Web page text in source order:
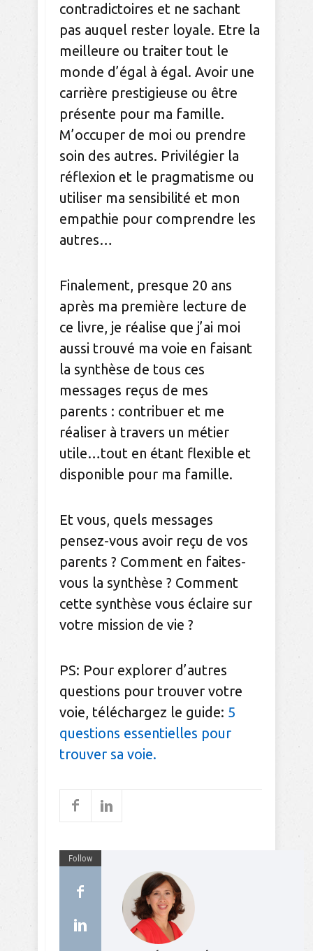
contradictoires et ne sachant
pas auquel rester loyale. Etre la
meilleure ou traiter tout le
monde d’égal à égal. Avoir une
carrière prestigieuse ou être
présente pour ma famille.
M’occuper de moi ou prendre
soin des autres. Privilégier la
réflexion et le pragmatisme ou
utiliser ma sensibilité et mon
empathie pour comprendre les
autres…
Finalement, presque 20 ans
après ma première lecture de
ce livre, je réalise que j’ai moi
aussi trouvé ma voie en faisant
la synthèse de tous ces
messages reçus de mes
parents : contribuer et me
réaliser à travers un métier
utile…tout en étant flexible et
disponible pour ma famille.
Et vous, quels messages
pensez-vous avoir reçu de vos
parents ? Comment en faites-
vous la synthèse ? Comment
cette synthèse vous éclaire sur
votre mission de vie ?
PS: Pour explorer d’autres
questions pour trouver votre
voie, téléchargez le guide: 5
questions essentielles pour
trouver sa voie.
Follow